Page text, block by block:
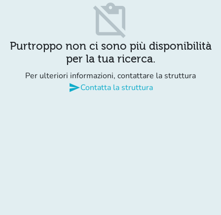
content_paste_off
Purtroppo non ci sono più disponibilità
per la tua ricerca.
Per ulteriori informazioni, contattare la struttura
sendContatta la struttura